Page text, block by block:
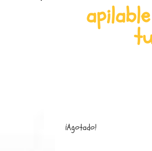
¡Agotado!